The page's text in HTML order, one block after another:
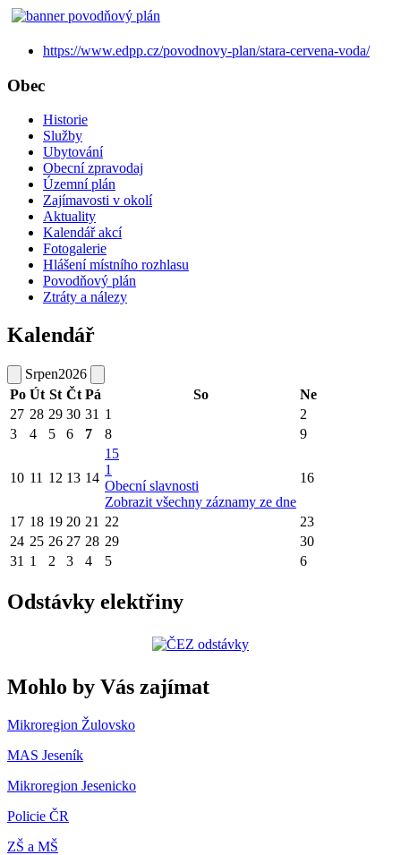
https://www.edpp.cz/povodnovy-plan/stara-cervena-voda/
Obec
Historie
Služby
Ubytování
Obecní zpravodaj
Územní plán
Zajímavosti v okolí
Aktuality
Kalendář akcí
Fotogalerie
Hlášení místního rozhlasu
Povodňový plán
Ztráty a nálezy
Kalendář
Srpen2026
Po Út St Čt Pá So
Ne
27 28 29 30 31 1
2
3
4 5 6 7 8 9
10 11 12 13 14
15
1
Obecní slavnosti
Zobrazit všechny záznamy ze dne
16
17 18 19 20 21 22
23
24 25 26 27 28 29
30
31 1 2 3 4 5 6
Odstávky elektřiny
Mohlo by Vás zajímat
Mikroregion Žulovsko
MAS Jeseník
Mikroregion Jesenicko
Policie ČR
ZŠ a MŠ